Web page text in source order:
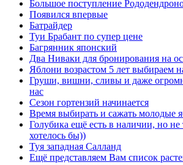
Большое поступление
Появился впервые
Батрайдер
Туи Брабант по супер цене
Багрянник японский
Два Ниваки для бронирования на
Яблони возрастом 5 лет выбираем
Груши, вишни, сливы и даже
нас
Сезон гортензий начинается
Время выбирать и сажать молодые
Голубика ещё есть в наличии, но не
хотелось бы))
Туя западная Салланд
Ещё представляем Вам список